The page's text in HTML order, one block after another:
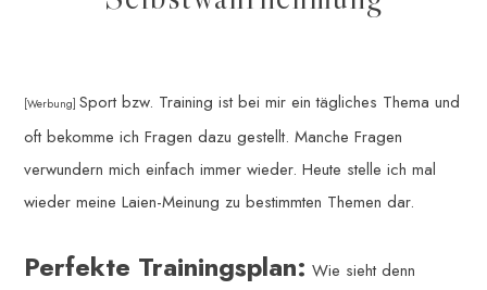
[Werbung]Sport bzw. Training ist bei mir ein tägliches Thema und
oft bekomme ich Fragen dazu gestellt. Manche Fragen
verwundern mich einfach immer wieder. Heute stelle ich mal
wieder meine Laien-Meinung zu bestimmten Themen dar.
Perfekte Trainingsplan: Wie sieht denn